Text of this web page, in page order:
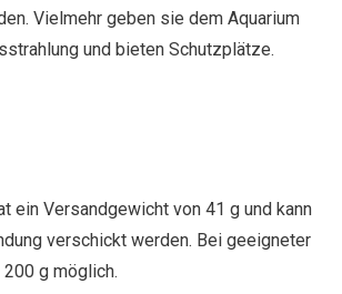
Vielmehr geben sie dem Aquarium
und bieten Schutzplätze.
ein Versandgewicht von 41 g und kann
verschickt werden. Bei geeigneter
g möglich.